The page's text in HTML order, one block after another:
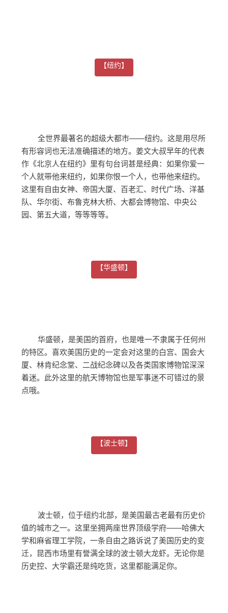
【纽约】
全世界最著名的超级大都市——纽约。这是用尽所
有形容词也无法准确描述的地方。姜文大叔早年的代表
作《北京人在纽约》里有句台词甚是经典：如果你爱一
个人就带他来纽约，如果你恨一个人，也带他来纽约。
这里有自由女神、帝国大厦、百老汇、时代广场、洋基
队、华尔街、布鲁克林大桥、大都会博物馆、中央公
园、第五大道，等等等等。
【华盛顿】
华盛顿，是美国的首府，也是唯一不隶属于任何州
的特区。喜欢美国历史的一定会对这里的白宫、国会大
厦、林肯纪念堂、二战纪念碑以及各类国家博物馆深深
着迷。此外这里的航天博物馆也是军事迷不可错过的景
点哦。
【波士顿】
波士顿，位于纽约北部，是美国最古老最有历史价
值的城市之一。这里坐拥两座世界顶级学府——哈佛大
学和麻省理工学院，一条自由之路诉说了美国历史的变
迁，昆西市场里有誉满全球的波士顿大龙虾。无论你是
历史控、大学霸还是纯吃货，这里都能满足你。